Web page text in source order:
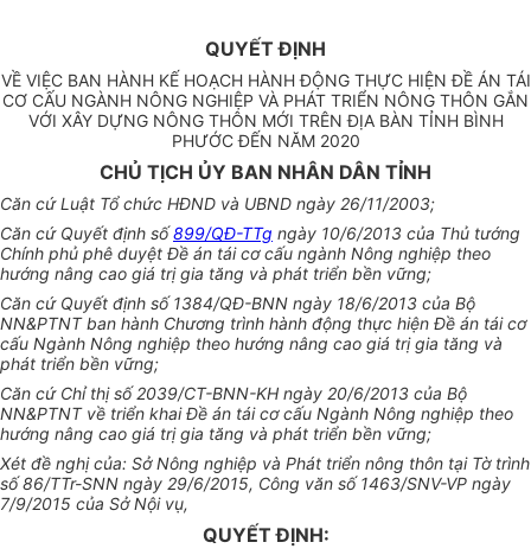
QUYẾT ĐỊNH
VỀ VIỆC BAN HÀNH KẾ HOẠCH HÀNH ĐỘNG THỰC HIỆN ĐỀ ÁN TÁI
CƠ CẤU NGÀNH NÔNG NGHIỆP VÀ PHÁT TRIỂN NÔNG THÔN GẮN
VỚI XÂY DỰNG NÔNG THÔN MỚI TRÊN ĐỊA BÀN TỈNH BÌNH
PHƯỚC ĐẾN NĂM 2020
CHỦ TỊCH ỦY BAN NHÂN DÂN TỈNH
Căn cứ Luật Tổ chức HĐND và UBND ngày 26/11/2003;
Căn cứ Quyết định số899/QĐ-TTg ngày 10/6/2013 của Thủ tướng
Chính phủ phê duyệt Đề án tái cơ cấu ngành Nông nghiệp theo
hướng nâng cao giá trị gia tăng và phát triển bền vững;
Căn cứ Quyết định số 1384/QĐ-BNN ngày 18/6/2013 của Bộ
NN&PTNT ban hành Chương trình hành động thực hiện Đề án tái cơ
cấu Ngành Nông nghiệp theo hướng nâng cao giá trị gia tăng và
phát triển bền vững;
Căn cứ Chỉ thị số 2039/CT-BNN-KH ngày 20/6/2013 của Bộ
NN&PTNT về triển khai Đề án tái cơ cấu Ngành Nông nghiệp theo
hướng nâng cao giá trị gia tăng và phát triển bền vững;
Xét đề nghịcủa: Sở Nông nghiệp và Phát triển nông thôn tại Tờ trình
số 86/TTr-SNN ngày 29/6/2015, Công văn số 1463/SNV-VP ngày
7/9/2015 của Sở Nội vụ,
QUYẾT ĐỊNH: